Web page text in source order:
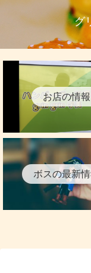
グ
お店の情報
ボスの最新